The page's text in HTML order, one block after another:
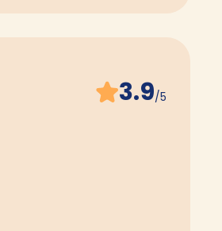
3.9/5